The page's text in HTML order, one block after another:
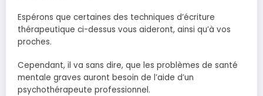
Espérons que certaines des techniques d’écriture
thérapeutique ci-dessus vous aideront, ainsi qu’à vos
proches.
Cependant, il va sans dire, que les problèmes de santé
mentale graves auront besoin de l’aide d’un
psychothérapeute professionnel.